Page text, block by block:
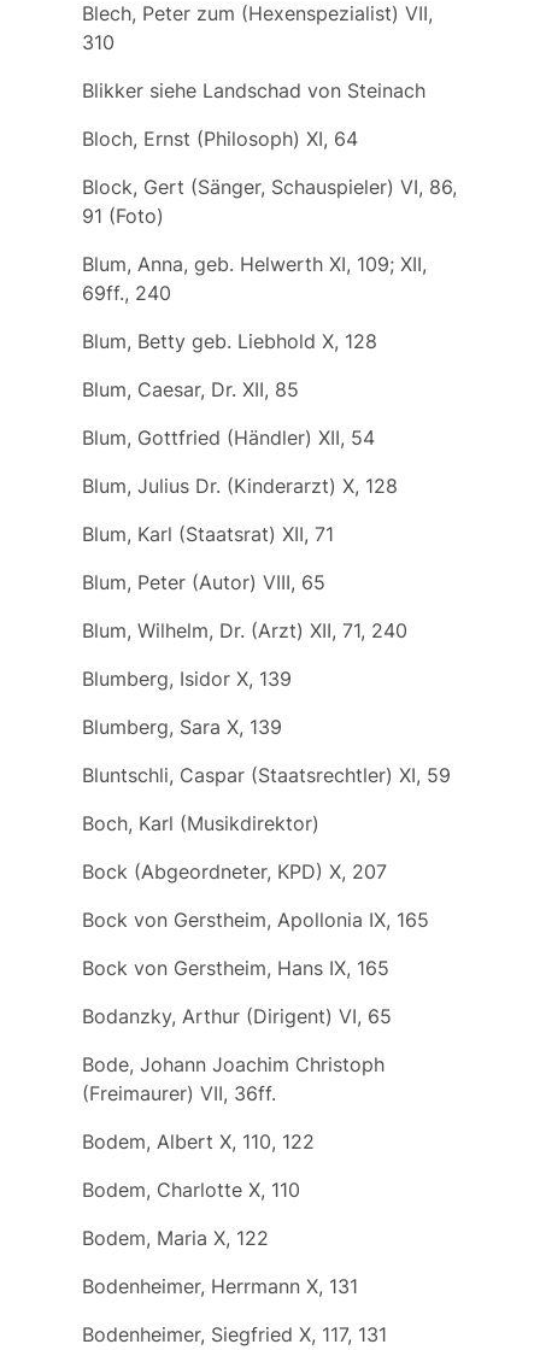
Blech, Peter zum (Hexenspezialist) VII,
310
Blikker sieheLandschad von Steinach
Bloch, Ernst (Philosoph) XI, 64
Block, Gert (Sänger, Schauspieler) VI, 86,
91 (Foto)
Blum, Anna, geb. Helwerth XI, 109; XII,
69ff., 240
Blum, Betty geb. Liebhold X, 128
Blum, Caesar, Dr. XII, 85
Blum, Gottfried (Händler) XII, 54
Blum, Julius Dr. (Kinderarzt) X, 128
Blum, Karl (Staatsrat) XII, 71
Blum, Peter (Autor) VIII, 65
Blum, Wilhelm, Dr. (Arzt) XII, 71, 240
Blumberg, Isidor X, 139
Blumberg, Sara X, 139
Bluntschli, Caspar (Staatsrechtler) XI, 59
Boch, Karl (Musikdirektor)
Bock (Abgeordneter, KPD) X, 207
Bock von Gerstheim, Apollonia IX, 165
Bock von Gerstheim, Hans IX, 165
Bodanzky, Arthur (Dirigent) VI, 65
Bode, Johann Joachim Christoph
(Freimaurer) VII, 36ff.
Bodem, Albert X, 110, 122
Bodem, Charlotte X, 110
Bodem, Maria X, 122
Bodenheimer, Herrmann X, 131
Bodenheimer, Siegfried X, 117, 131